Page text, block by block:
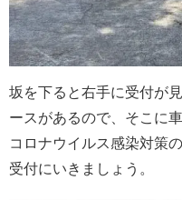
坂を下ると右手に受付が
ースがあるので、そこに
コロナウイルス感染対策
受付にいきましょう。